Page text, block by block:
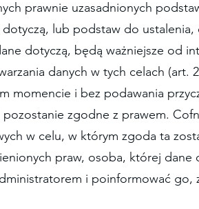
prawnie uzasadnionych
lub podstaw do
dotyczą, będą ważniejsze od
danych w tych celach (art.
momencie i bez podawania
zgodne z prawem.
w celu, w którym zgoda ta
praw, osoba, której
i poinformować go,